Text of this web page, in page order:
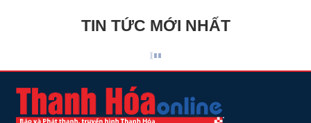
TIN TỨC MỚI NHẤT